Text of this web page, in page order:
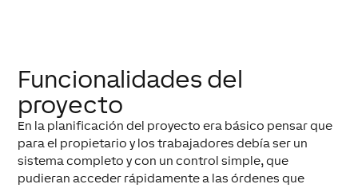
Funcionalidades del
proyecto
En la planificación del proyecto era básico pensar que
para el propietario y los trabajadores debía ser un
sistema completo y con un control simple, que
pudieran acceder rápidamente a las órdenes que